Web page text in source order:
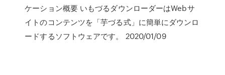
ケーション概要 いもづるダウンローダーはWebサ
イトのコンテンツを「芋づる式」に簡単にダウンロ
ードするソフトウェアです。 2020/01/09